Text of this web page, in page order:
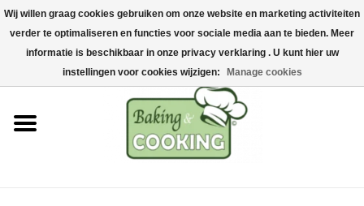
Home
Bak-& kookgerei
Machines & onderdelen
Chocolade & ijsbereiding
Wij willen graag cookies gebruiken om onze website en marketing activiteiten
verder te optimaliseren en functies voor sociale media aan te bieden. Meer
informatie is beschikbaar in onze privacy verklaring . U kunt hier uw
instellingen voor cookies wijzigen:
Manage cookies